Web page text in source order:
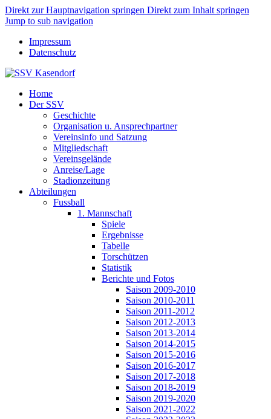
Direkt zur Hauptnavigation springen Direkt zum Inhalt springen
Jump to sub navigation
Impressum
Datenschutz
Home
Der SSV
Geschichte
Organisation u. Ansprechpartner
Vereinsinfo und Satzung
Mitgliedschaft
Vereinsgelände
Anreise/Lage
Stadionzeitung
Abteilungen
Fussball
1. Mannschaft
Spiele
Ergebnisse
Tabelle
Torschützen
Statistik
Berichte und Fotos
Saison 2009-2010
Saison 2010-2011
Saison 2011-2012
Saison 2012-2013
Saison 2013-2014
Saison 2014-2015
Saison 2015-2016
Saison 2016-2017
Saison 2017-2018
Saison 2018-2019
Saison 2019-2020
Saison 2021-2022